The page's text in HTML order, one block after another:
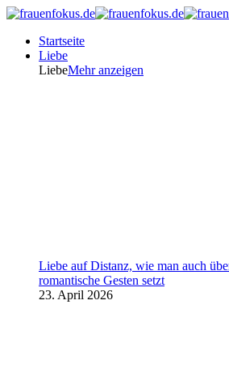
Startseite
Liebe
LiebeMehr anzeigen
Liebe auf Distanz, wie man auch
romantische Gesten setzt
23. April 2026